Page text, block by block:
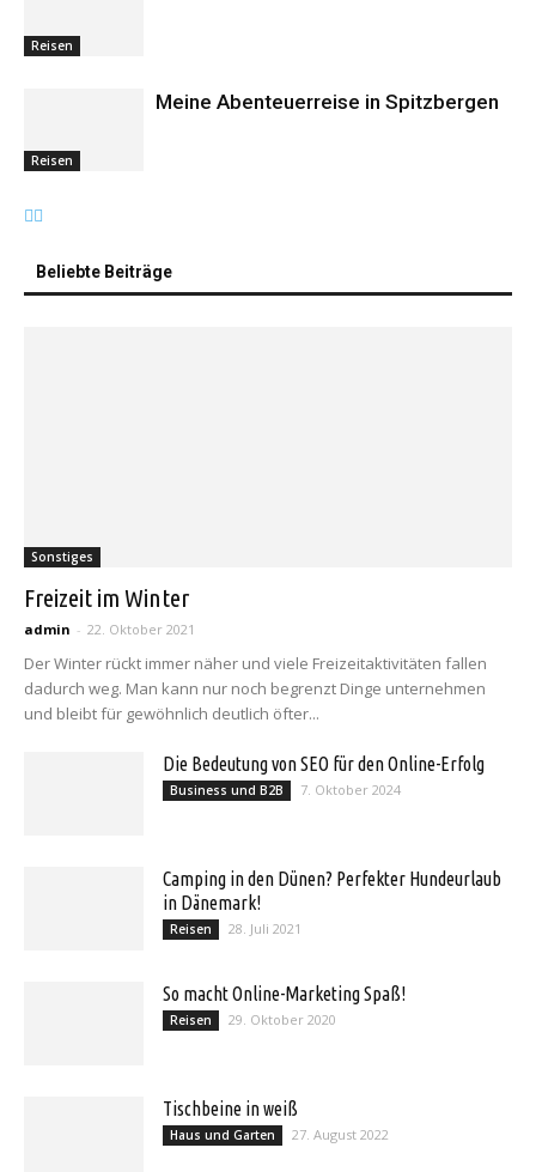
Reisen
Reisen
Meine Abenteuerreise in Spitzbergen
Beliebte Beiträge
Sonstiges
Freizeit im Winter
admin - 22. Oktober 2021
Der Winter rückt immer näher und viele Freizeitaktivitäten fallen
dadurch weg. Man kann nur noch begrenzt Dinge unternehmen
und bleibt für gewöhnlich deutlich öfter...
Die Bedeutung von SEO für den Online-Erfolg
Business und B2B 7. Oktober 2024
Camping in den Dünen? Perfekter Hundeurlaub
in Dänemark!
Reisen 28. Juli 2021
So macht Online-Marketing Spaß!
Reisen 29. Oktober 2020
Tischbeine in weiß
Haus und Garten 27. August 2022